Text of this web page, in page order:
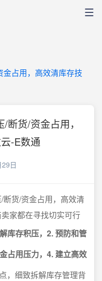
占用，高效清库存技
断货/资金占用，
-E数通
日
断货/资金占用，高效清
家都在寻找切实可行
库存积压，2. 预防和管
占用压力，4. 建立高效
，细致拆解库存管理背